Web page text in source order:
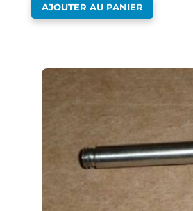
AJOUTER AU PANIER